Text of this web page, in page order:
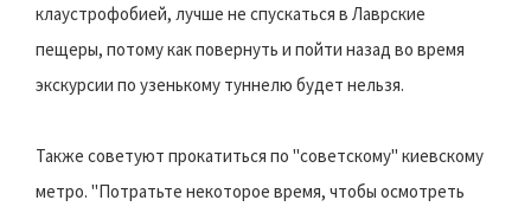
клаустрофобией, лучше не спускаться в Лаврские
пещеры, потому как повернуть и пойти назад во время
экскурсии по узенькому туннелю будет нельзя.
Также советуют прокатиться по "советскому" киевскому
метро. "Потратьте некоторое время, чтобы осмотреть